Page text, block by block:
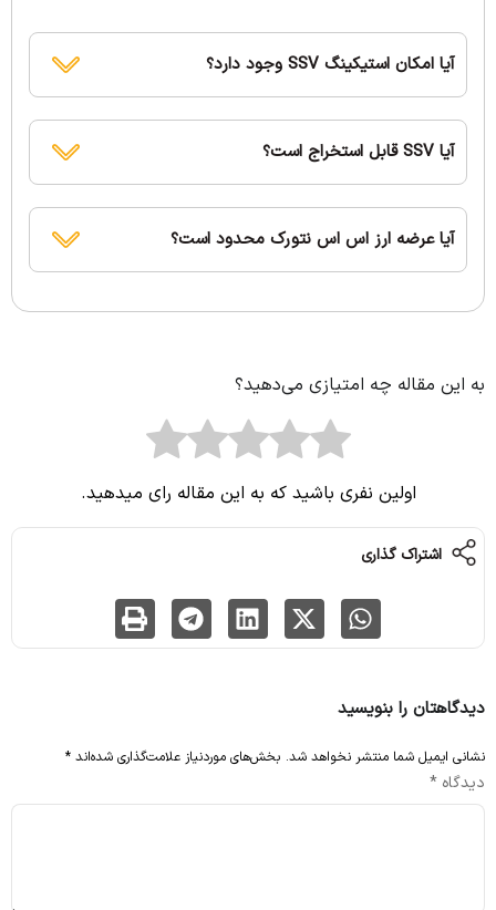
آیا امکان استیکینگ SSV وجود دارد؟
آیا SSV قابل استخراج است؟
آیا عرضه ارز اس اس نتورک محدود است؟
به این مقاله چه امتیازی می‌دهید؟
اولین نفری باشید که به این مقاله رای میدهید.
اشتراک گذاری
دیدگاهتان را بنویسید
نشانی ایمیل شما منتشر نخواهد شد. بخش‌های موردنیاز علامت‌گذاری شده‌اند *
دیدگاه *